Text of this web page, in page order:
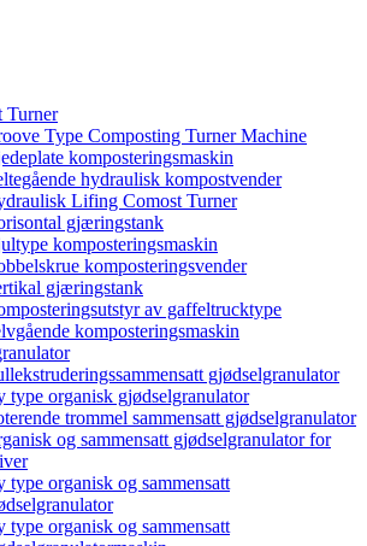
Turner
Type Composting Turner Machine
komposteringsmaskin
hydraulisk kompostvender
Lifing Comost Turner
gjæringstank
komposteringsmaskin
komposteringsvender
gjæringstank
av gaffeltrucktype
komposteringsmaskin
gjødselgranulator
type organisk gjødselgranulator
trommel sammensatt gjødselgranulator
og sammensatt gjødselgranulator for
type organisk og sammensatt
type organisk og sammensatt